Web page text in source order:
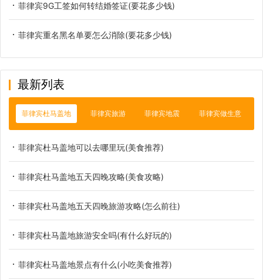
菲律宾9G工签如何转结婚签证(要花多少钱)
菲律宾重名黑名单要怎么消除(要花多少钱)
最新列表
菲律宾杜马盖地 菲律宾旅游 菲律宾地震 菲律宾做生意
菲律宾杜马盖地可以去哪里玩(美食推荐)
菲律宾杜马盖地五天四晚攻略(美食攻略)
菲律宾杜马盖地五天四晚旅游攻略(怎么前往)
菲律宾杜马盖地旅游安全吗(有什么好玩的)
菲律宾杜马盖地景点有什么(小吃美食推荐)